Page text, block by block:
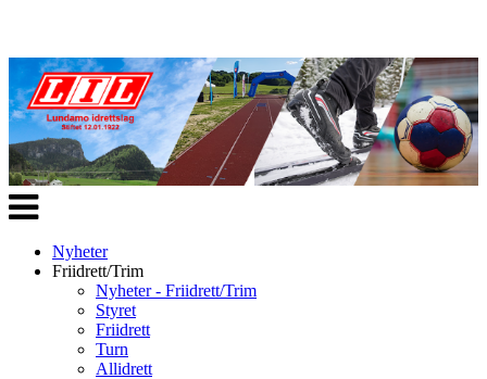
Veksle
navigasjon
Nyheter
Friidrett/Trim
Nyheter - Friidrett/Trim
Styret
Friidrett
Turn
Allidrett